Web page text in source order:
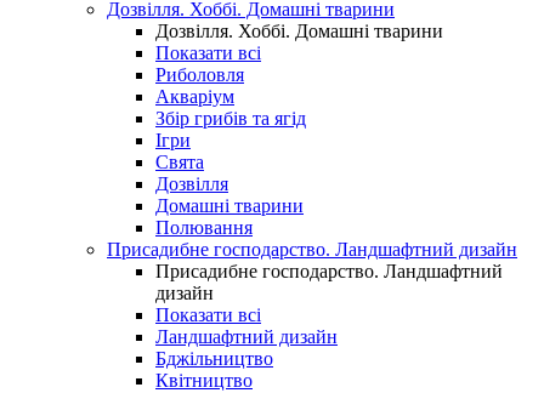
Дозвілля. Хоббі. Домашні тварини
Дозвілля. Хоббі. Домашні тварини
Показати всі
Риболовля
Акваріум
Збір грибів та ягід
Ігри
Свята
Дозвілля
Домашні тварини
Полювання
Присадибне господарство. Ландшафтний дизайн
Присадибне господарство. Ландшафтний
дизайн
Показати всі
Ландшафтний дизайн
Бджільництво
Квітництво